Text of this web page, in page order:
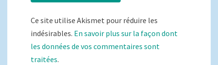
Ce site utilise Akismet pour réduire les
indésirables. En savoir plus sur la façon dont
les données de vos commentaires sont
traitées.